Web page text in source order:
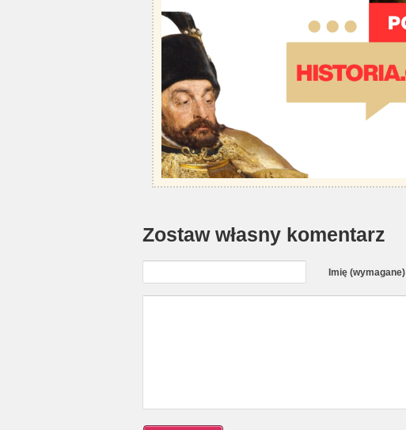
Zostaw własny komentarz
Imię (wymagane)